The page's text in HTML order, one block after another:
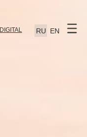
EN
RU
DIGITAL